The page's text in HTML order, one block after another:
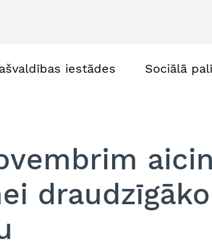
iestādes Sociālā
draudzīgāko